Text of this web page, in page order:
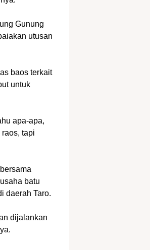
Gunung
utusan
baos terkait
untuk
apa-apa,
tapi
batu
daerah Taro.
dijalankan